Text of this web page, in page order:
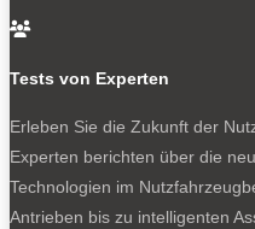

Tests von Experten
Erleben Sie die Zukunft der
Experten berichten über die
Technologien im
Antrieben bis zu intelligenten